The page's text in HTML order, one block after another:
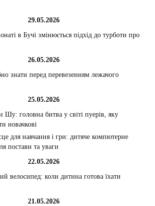
29.05.2026
в Бучі змінюється підхід до турботи про
26.05.2026
знати перед перевезенням лежачого
25.05.2026
головна битва у світі пуерів, яку
новачкові
для навчання і гри: дитяче компютерне
постави та уваги
22.05.2026
велосипед: коли дитина готова їхати
21.05.2026